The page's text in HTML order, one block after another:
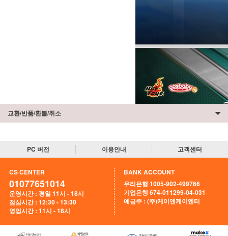
교환/반품/환불/취소
PC 버전 이용안내 고객센터
CS CENTER
01077651014
운영시간 : 평일 11시 - 18시
점심시간 : 12:30 - 13:30
영업시간 : 11시 - 18시
BANK ACCOUNT
우리은행 1005-902-499766
기업은행 674-011299-04-031
예금주 : (주)케이앤케이엔터